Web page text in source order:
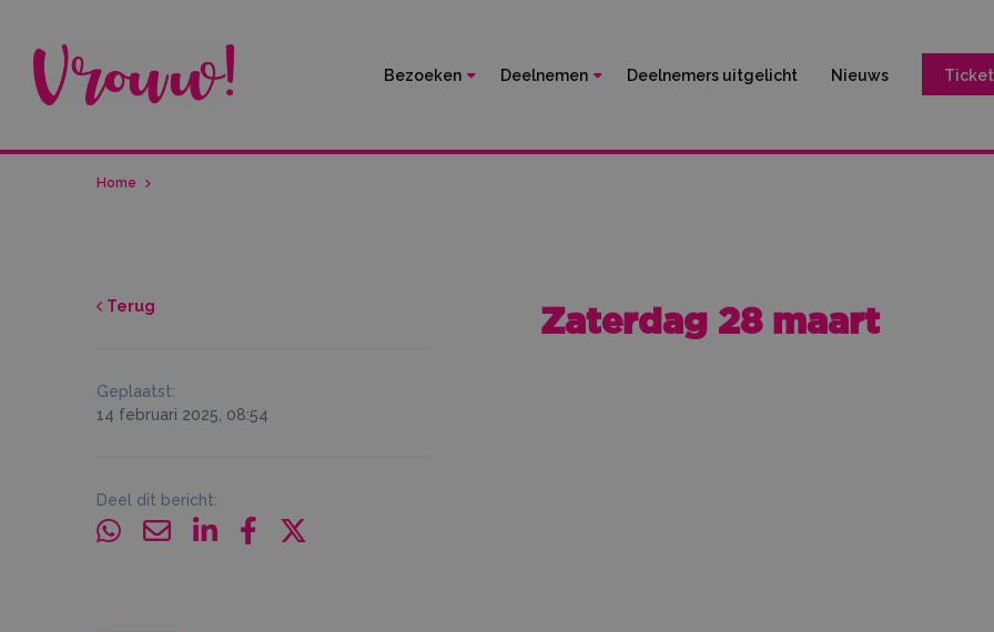
Bezoeken Deelnemen Deelnemers uitgelicht Nieuws
Home
Terug
Geplaatst:
14 februari 2025, 08:54
Deel dit bericht:
Zaterdag 28 maart